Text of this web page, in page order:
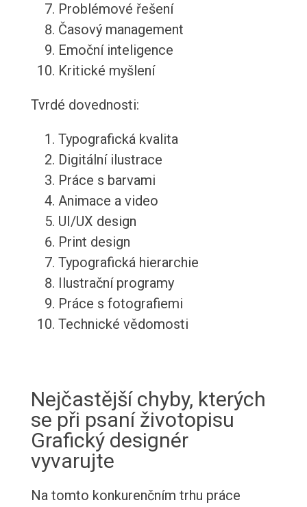
Problémové řešení
Časový management
Emoční inteligence
Kritické myšlení
Tvrdé dovednosti:
Typografická kvalita
Digitální ilustrace
Práce s barvami
Animace a video
UI/UX design
Print design
Typografická hierarchie
Ilustrační programy
Práce s fotografiemi
Technické vědomosti
Nejčastější chyby, kterých
se při psaní životopisu
Grafický designér
vyvarujte
Na tomto konkurenčním trhu práce